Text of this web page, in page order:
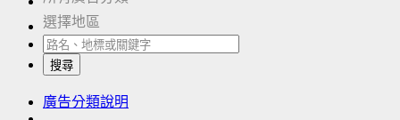
選擇地區
搜尋
廣告分類說明